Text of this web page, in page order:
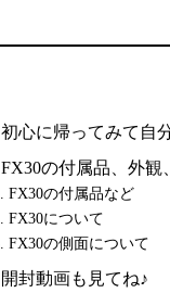
初心に帰ってみて自
FX30の付属品、外観
FX30の付属品など
FX30について
FX30の側面について
開封動画も見てね♪